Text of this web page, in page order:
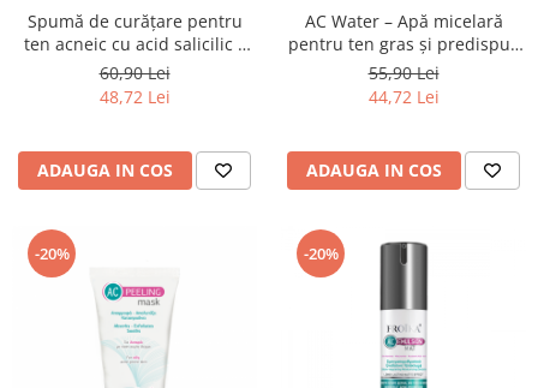
Spumă de curățare pentru
ten acneic cu acid salicilic –
Froika AC Sal Foam
60,90 Lei
48,72 Lei
ADAUGA IN COS
AC Water – Apă micelară
pentru ten gras și predispus
la acnee
55,90 Lei
44,72 Lei
ADAUGA IN COS
-20% -20%